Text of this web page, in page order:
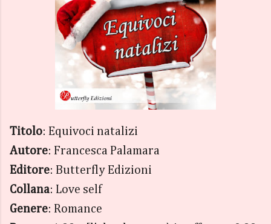
Titolo: Equivoci natalizi
Autore: Francesca Palamara
Editore: Butterfly Edizioni
Collana: Love self
Genere: Romance